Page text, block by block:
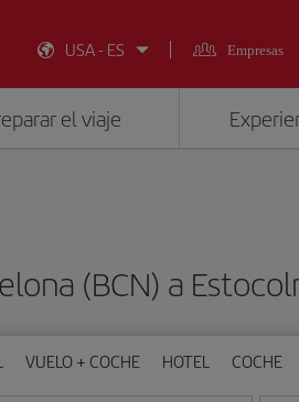
USA - ES
Empresas
el viaje
(BCN) a
VUELO + COCHE HOTEL COCHE